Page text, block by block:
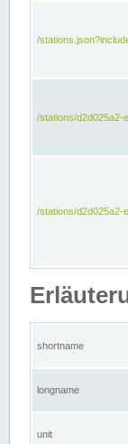
/
/stations/d2d025a2-
/stations/d2d025a2-
shortname
longname
unit